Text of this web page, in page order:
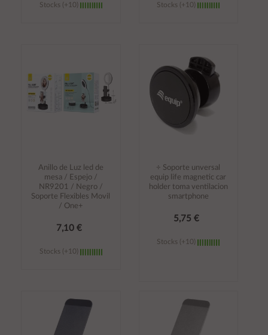
Stocks (+10) Stocks (+10)
carrito
Anillo de Luz led de
mesa / Espejo /
NR9201 / Negro /
Soporte Flexibles Movil
/ One+
7,10 €
Stocks (+10)
carrito
÷ Soporte unversal
equip life magnetic car
holder toma ventilacion
smartphone
5,75 €
Stocks (+10)
carrito